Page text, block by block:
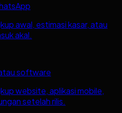
awal, estimasi kasar, atau
akal.
software
website, aplikasi mobile,
setelah rilis.